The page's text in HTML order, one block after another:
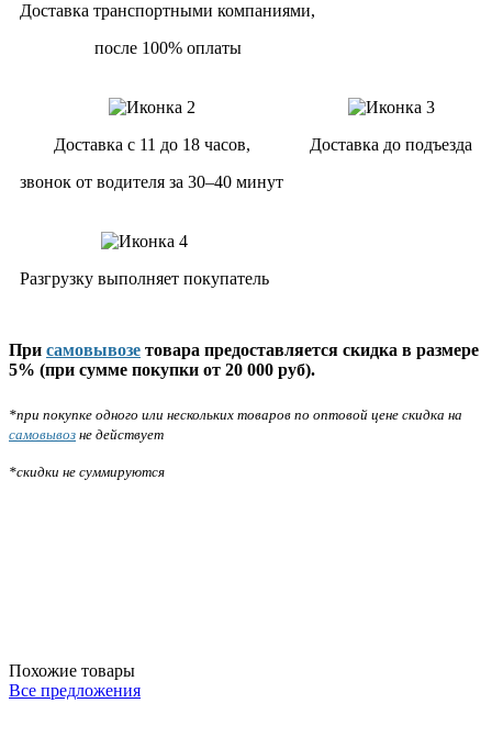
Доставка транспортными компаниями,
после 100% оплаты
Доставка с 11 до 18 часов,
звонок от водителя за 30–40 минут
Доставка до подъезда
Разгрузку выполняет покупатель
При самовывозе товара предоставляется скидка в размере
5% (при сумме покупки от 20 000 руб).
*при покупке одного или нескольких товаров по оптовой цене скидка на
самовывоз не действует
*скидки не суммируются
Похожие товары
Все предложения